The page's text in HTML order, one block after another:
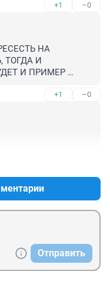
+1 –0
НА
ТОГДА И
И ПРИМЕР
+1 –0
Отправить